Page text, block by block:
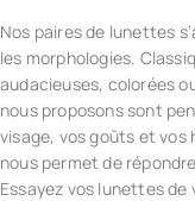
Nos paires de lunettes
les morphologies.
audacieuses, colorées
nous proposons sont
visage, vos goûts et
nous permet de
Essayez vos lunettes de